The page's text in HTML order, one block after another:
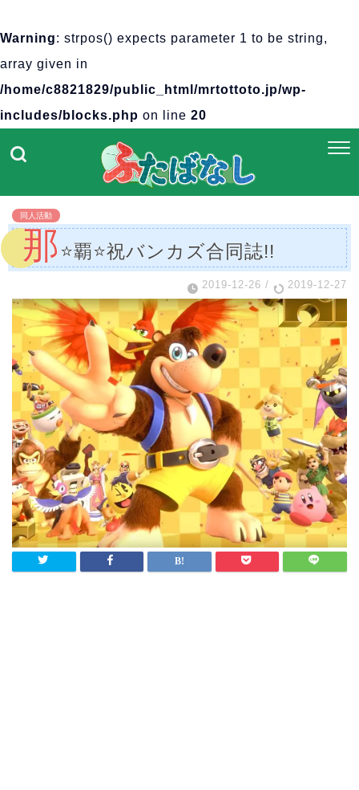
Warning: strpos() expects parameter 1 to be string,
array given in
/home/c8821829/public_html/mrtottoto.jp/wp-
includes/blocks.php on line 20
同人活動
那⭐覇⭐祝バンカズ合同誌!!
2019-12-26 / 2019-12-27